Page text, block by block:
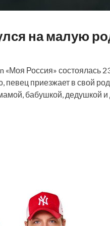
на малую
«Моя Россия» состоялась
певец приезжает в свой
бабушкой, дедушкой